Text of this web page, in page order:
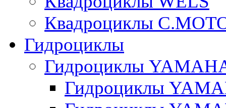
Квадроциклы
Гидроциклы
Гидроциклы
Гидроциклы